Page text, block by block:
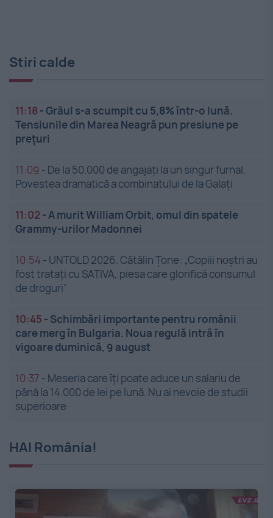
Stiri calde
11:18 -Grâul s-a scumpit cu 5,8% într-o lună.
Tensiunile din Marea Neagră pun presiune pe
prețuri
11:09 - De la 50.000 de angajați la un singur furnal.
Povestea dramatică a combinatului de la Galați
11:02 -A murit William Orbit, omul din spatele
Grammy-urilor Madonnei
10:54 - UNTOLD 2026. Cătălin Țone: „Copiii noștri au
fost tratați cu SATIVA, piesa care glorifică consumul
de droguri”
10:45 - Schimbări importante pentru românii
care merg în Bulgaria. Noua regulă intră în
vigoare duminică, 9 august
10:37 - Meseria care îți poate aduce un salariu de
până la 14.000 de lei pe lună. Nu ai nevoie de studii
superioare
HAI România!